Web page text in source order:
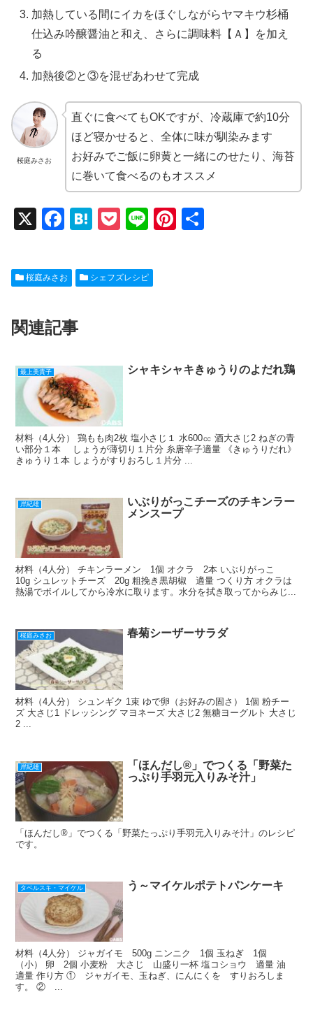
加熱している間にイカをほぐしながらヤマキウ杉桶
仕込み吟醸醤油と和え、さらに調味料【Ａ】を加え
る
加熱後②と③を混ぜあわせて完成
桜庭みさお
直ぐに食べてもOKですが、冷蔵庫で約10分
ほど寝かせると、全体に味が馴染みます
お好みでご飯に卵黄と一緒にのせたり、海苔
に巻いて食べるのもオススメ
X
F
c
e
o
k
H
e
n
P
ck
et
Li
e
Pi
桜庭みさお シェフズレシピ
関連記事
最上美貴子 シャキシャキきゅうりのよだれ鶏
材料（4人分） 鶏もも肉2枚 塩小さじ１ 水600㏄ 酒大さじ2 ねぎの青
い部分１本 しょうが薄切り１片分 糸唐辛子適量 《きゅうりだれ》
きゅうり１本 しょうがすりおろし１片分 ...
岸紀雄
いぶりがっこチーズのチキンラー
メンスープ
材料（4人分） チキンラーメン 1個 オクラ 2本 いぶりがっこ
10g シュレットチーズ 20g 粗挽き黒胡椒 適量 つくり方 オクラは
熱湯でボイルしてから冷水に取ります。水分を拭き取ってからみじ...
桜庭みさお 春菊シーザーサラダ
材料（4人分） シュンギク 1束 ゆで卵（お好みの固さ） 1個 粉チー
ズ 大さじ1 ドレッシング マヨネーズ 大さじ2 無糖ヨーグルト 大さじ
2 ...
岸紀雄
「ほんだし®」でつくる「野菜た
っぷり手羽元入りみそ汁」
「ほんだし®」でつくる「野菜たっぷり手羽元入りみそ汁」のレシピ
です。
タベルスキ・マイケル う～マイケルポテトパンケーキ
材料（4人分） ジャガイモ 500g ニンニク 1個 玉ねぎ 1個
（小） 卵 2個 小麦粉 大さじ 山盛り一杯 塩コショウ 適量 油
適量 作り方 ① ジャガイモ、玉ねぎ、にんにくを すりおろしま
す。 ② ...